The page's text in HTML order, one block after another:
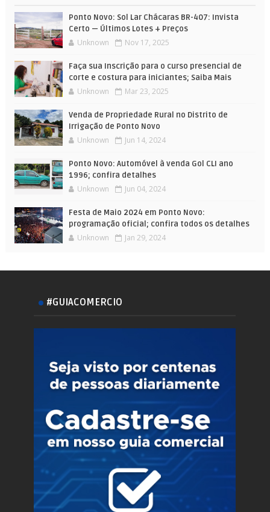
Ponto Novo: Sol Lar Chácaras BR-407: Invista
Certo — Últimos Lotes + Preços
Unknown Nov 17, 2025
Faça sua Inscrição para o curso presencial de
corte e costura para iniciantes; Saiba Mais
Unknown Mar 23, 2025
Venda de Propriedade Rural no Distrito de
Irrigação de Ponto Novo
Unknown Jun 14, 2024
Ponto Novo: Automóvel à venda Gol CLI ano
1996; confira detalhes
Unknown Jun 04, 2024
Festa de Maio 2024 em Ponto Novo:
programação oficial; confira todos os detalhes
Unknown Jan 29, 2024
#GUIACOMERCIO